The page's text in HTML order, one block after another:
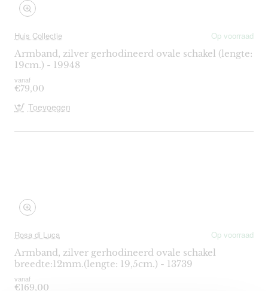
Huis Collectie
Op voorraad
Armband, zilver gerhodineerd ovale schakel (lengte:
19cm.) - 19948
vanaf
€79,00
Toevoegen
Rosa di Luca
Op voorraad
Armband, zilver gerhodineerd ovale schakel
breedte:12mm.(lengte: 19,5cm.) - 13739
vanaf
€169,00